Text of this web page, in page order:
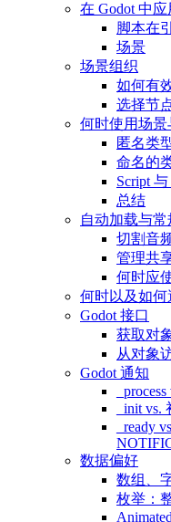
在 Godot 中
脚本在
场景
场景组织
如何有
选择节
何时使用场景
匿名类
命名的
Script
总结
自动加载与常
切割音
管理共
何时应
何时以及如
Godot 接口
获取对
从对象
Godot 通知
_init vs.
_ready
数据偏好
数组、
枚举：